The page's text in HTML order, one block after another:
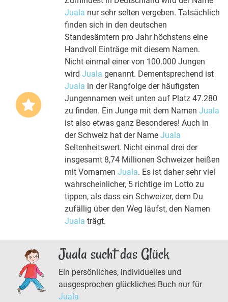
Juala nur sehr selten vergeben. Tatsächlich
finden sich in den deutschen
Standesämtern pro Jahr höchstens eine
Handvoll Einträge mit diesem Namen.
Nicht einmal einer von 100.000 Jungen
wird Juala genannt. Dementsprechend ist
Juala in der Rangfolge der häufigsten
Jungennamen weit unten auf Platz 47.280
zu finden. Ein Junge mit dem Namen Juala
ist also etwas ganz Besonderes! Auch in
der Schweiz hat der Name Juala
Seltenheitswert. Nicht einmal drei der
insgesamt 8,74 Millionen Schweizer heißen
mit Vornamen Juala. Es ist daher sehr viel
wahrscheinlicher, 5 richtige im Lotto zu
tippen, als dass ein Schweizer, dem Du
zufällig über den Weg läufst, den Namen
Juala trägt.
Juala sucht das Glück
Ein persönliches, individuelles und
ausgesprochen glückliches Buch nur für
Juala